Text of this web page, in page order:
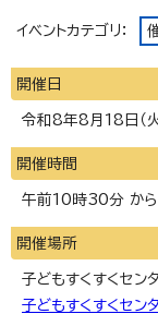
イベントカテゴリ：
開催日
令和8年8月18日（
開催時間
午前10時30分 か
開催場所
子どもすくすくセン
子どもすくすくセン